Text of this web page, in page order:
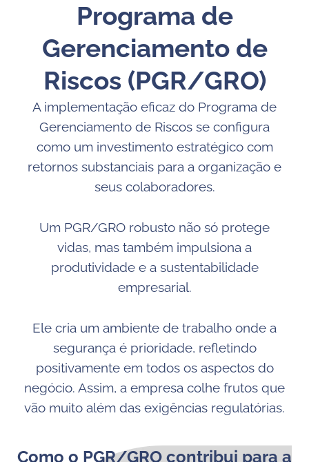
Programa de
Gerenciamento de
Riscos (PGR/GRO)
A implementação eficaz do Programa de
Gerenciamento de Riscos se configura
como um investimento estratégico com
retornos substanciais para a organização e
seus colaboradores.
Um PGR/GRO robusto não só protege
vidas, mas também impulsiona a
produtividade e a sustentabilidade
empresarial.
Ele cria um ambiente de trabalho onde a
segurança é prioridade, refletindo
positivamente em todos os aspectos do
negócio. Assim, a empresa colhe frutos que
vão muito além das exigências regulatórias.
Como o PGR/GRO contribui para a